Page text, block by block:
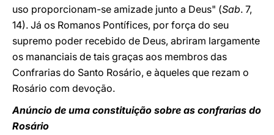
uso proporcionam-se amizade junto a Deus" (Sab. 7,
14). Já os Romanos Pontífices, por força do seu
supremo poder recebido de Deus, abriram largamente
os mananciais de tais graças aos membros das
Confrarias do Santo Rosário, e àqueles que rezam o
Rosário com devoção.
Anúncio de uma constituição sobre as confrarias do
Rosário